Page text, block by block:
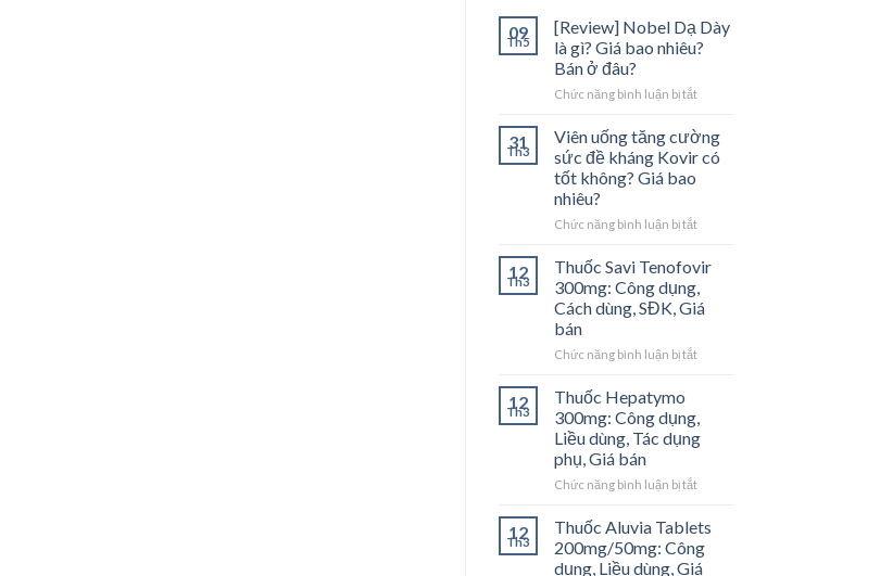
09
Th5
[Review] Nobel Dạ Dày
là gì? Giá bao nhiêu?
Bán ở đâu?
Chức năng bình luận bị tắtở
Nobel
Dạ
Dày
Giá
nhiêu?
ở
đâu?
31
Th3
Viên uống tăng cường
sức đề kháng Kovir có
tốt không? Giá bao
nhiêu?
Chức năng bình luận bị tắtở
uống
cường
sức
kháng
không?
Giá
nhiêu?
12
Th3
Thuốc Savi Tenofovir
300mg: Công dụng,
Cách dùng, SĐK, Giá
bán
Chức năng bình luận bị tắtở
300mg:
Công
Cách
SĐK,
bán
12
Th3
Thuốc Hepatymo
300mg: Công dụng,
Liều dùng, Tác dụng
phụ, Giá bán
Chức năng bình luận bị tắtở
Hepatymo
Công
12
Th3
Thuốc Aluvia Tablets
200mg/50mg: Công
dụng, Liều dùng, Giá